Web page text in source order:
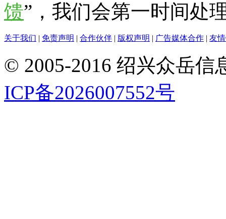
馈”，我们会第一时间处
关于我们 | 免责声明 | 合作伙伴 | 版权声明 | 广告媒体合作 | 友
© 2005-2016 绍兴众岳
ICP备2026007552号